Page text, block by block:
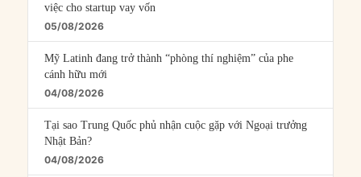
việc cho startup vay vốn
05/08/2026
Mỹ Latinh đang trở thành “phòng thí nghiệm” của phe
cánh hữu mới
04/08/2026
Tại sao Trung Quốc phủ nhận cuộc gặp với Ngoại trưởng
Nhật Bản?
04/08/2026